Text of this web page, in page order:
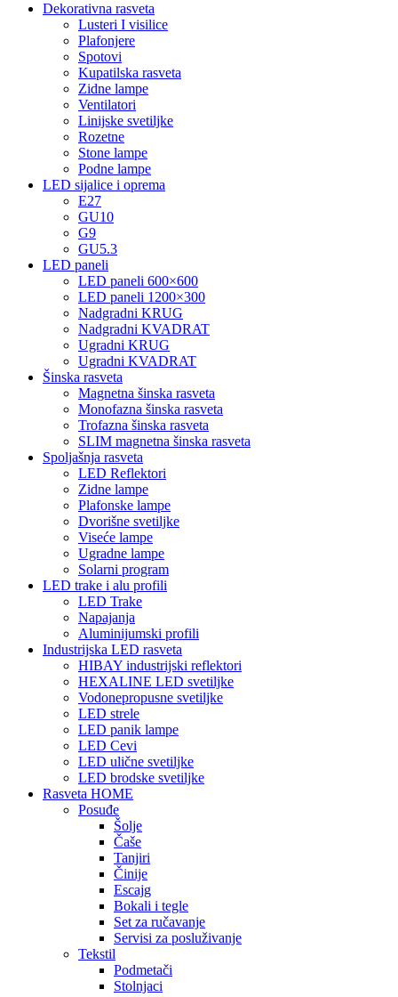
Dekorativna rasveta
Lusteri I visilice
Plafonjere
Spotovi
Kupatilska rasveta
Zidne lampe
Ventilatori
Linijske svetiljke
Rozetne
Stone lampe
Podne lampe
LED sijalice i oprema
E27
GU10
G9
GU5.3
LED paneli
LED paneli 600×600
LED paneli 1200×300
Nadgradni KRUG
Nadgradni KVADRAT
Ugradni KRUG
Ugradni KVADRAT
Šinska rasveta
Magnetna šinska rasveta
Monofazna šinska rasveta
Trofazna šinska rasveta
SLIM magnetna šinska rasveta
Spoljašnja rasveta
LED Reflektori
Zidne lampe
Plafonske lampe
Dvorišne svetiljke
Viseće lampe
Ugradne lampe
Solarni program
LED trake i alu profili
LED Trake
Napajanja
Aluminijumski profili
Industrijska LED rasveta
HIBAY industrijski reflektori
HEXALINE LED svetiljke
Vodonepropusne svetiljke
LED strele
LED panik lampe
LED Cevi
LED ulične svetiljke
LED brodske svetiljke
Rasveta HOME
Posuđe
Šolje
Čaše
Tanjiri
Činije
Escajg
Bokali i tegle
Set za ručavanje
Servisi za posluživanje
Tekstil
Podmetači
Stolnjaci